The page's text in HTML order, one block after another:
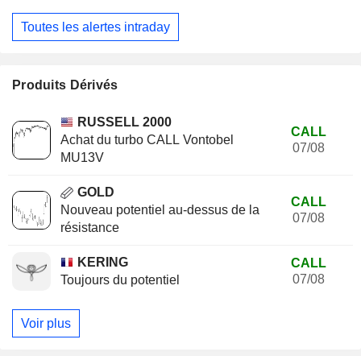
Toutes les alertes intraday
Produits Dérivés
RUSSELL 2000
Achat du turbo CALL Vontobel
MU13V
CALL
07/08
GOLD
Nouveau potentiel au-dessus de la
résistance
CALL
07/08
KERING
Toujours du potentiel
CALL
07/08
Voir plus